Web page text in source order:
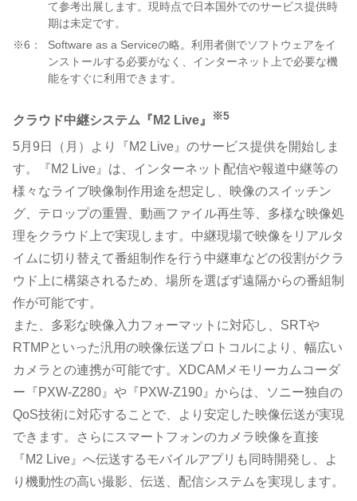
て参考出展します。現時点で日本国外でのサービス提供時
期は未定です。
※6：
Software as a Serviceの略。利用者側でソフトウェアをイ
ンストールする必要がなく、インターネット上で必要な機
能をすぐに利用できます。
クラウド中継システム『M2 Live』 ※5
5月9日（月）より『M2 Live』のサービス提供を開始しま
す。『M2 Live』は、インターネット配信や報道中継等の
様々なライブ映像制作用途を想定し、映像のスイッチン
グ、テロップの重畳、動画ファイル再生等、多様な映像処
理をクラウド上で実現します。中継現場で映像をリアルタ
イムに切り替えて番組制作を行う中継車などの役割がクラ
ウド上に構築されるため、場所を選ばず遠隔からの番組制
作が可能です。
また、多彩な映像入力フォーマットに対応し、SRTや
RTMPといった汎用の映像伝送プロトコルにより、幅広い
カメラとの連携が可能です。XDCAMメモリーカムコーダ
ー『PXW-Z280』や『PXW-Z190』からは、ソニー独自の
QoS技術に対応することで、より安定した映像伝送が実現
できます。さらにスマートフォンのカメラ映像を直接
『M2 Live』へ伝送するモバイルアプリも同時開発し、よ
り機動性の高い撮影、伝送、配信システムを実現します。